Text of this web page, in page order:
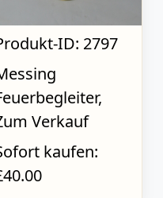
ID: 2797
Verkauf
kaufen: